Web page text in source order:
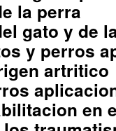
la perra
gato y de
y perros
artritico
en